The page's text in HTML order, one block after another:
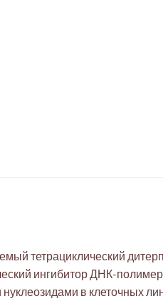
тетрациклический
ингибитор ДНК-
в клеточных